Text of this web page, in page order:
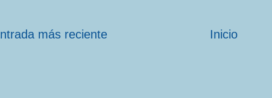
más reciente Inicio